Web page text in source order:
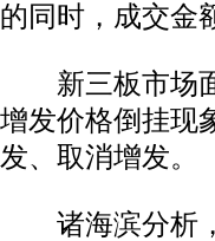
的同时，成交金
新三板市场面
增发价格倒挂现
发、取消增发。
诸海滨分析，